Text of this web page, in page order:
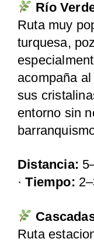
Río
Ruta muy
turquesa,
acompaña
sus
entorno sin
Distancia:
·Tiempo:
Ruta